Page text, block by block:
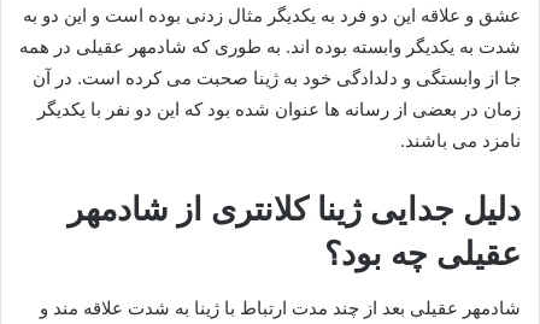
عشق و علاقه این دو فرد به یکدیگر مثال زدنی بوده است و این دو به
شدت به یکدیگر وابسته بوده اند. به طوری که شادمهر عقیلی در همه
جا از وابستگی و دلدادگی خود به ژینا صحبت می کرده است. در آن
زمان در بعضی از رسانه ها عنوان شده بود که این دو نفر با یکدیگر
نامزد می باشند.
دلیل جدایی ژینا کلانتری از شادمهر
عقیلی چه بود؟
شادمهر عقیلی بعد از چند مدت ارتباط با ژینا به شدت علاقه مند و